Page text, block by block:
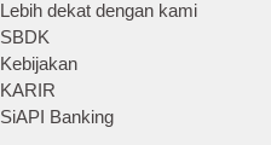
Lebih dekat dengan kami
SBDK
Kebijakan
KARIR
SiAPI Banking